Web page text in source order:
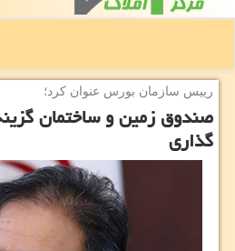
رییس سازمان بورس عنوان كرد؛
صندوق زمین و ساختمان
گذاری